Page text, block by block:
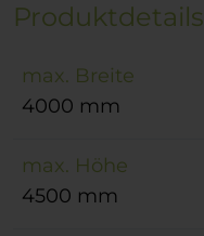
Produktdetails
max. Breite
4000 mm
max. Höhe
4500 mm